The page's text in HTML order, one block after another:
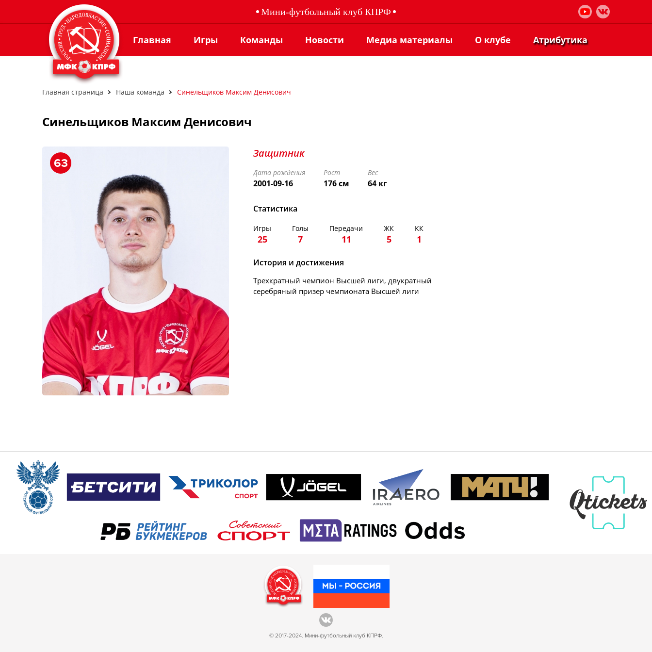
Мини-футбольный клуб КПРФ
Главная Игры Команды Новости Медиа материалы О клубе Атрибутика
Главная страница Наша команда Синельщиков Максим Денисович
Синельщиков Максим Денисович
63
Защитник
Дата рождения
2001-09-16
Рост
176 см
Вес
64 кг
Статистика
Игры
25
Голы
7
Передачи
11
ЖК
5
КК
1
История и достижения
Трехкратный чемпион Высшей лиги, двукратный
серебряный призер чемпионата Высшей лиги
© 2017-2024. Мини-футбольный клуб КПРФ.